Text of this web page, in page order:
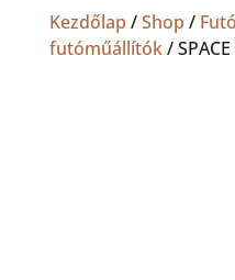
Kezdőlap /Shop /
futóműállítók/